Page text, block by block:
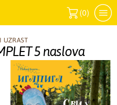
(0)
UZRAST
5 naslova